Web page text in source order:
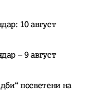
10 август
– 9 август
посветени на